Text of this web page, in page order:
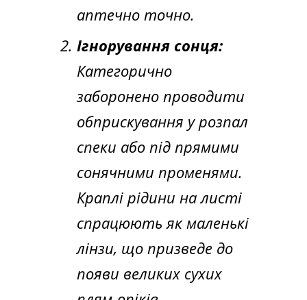
аптечно точно.
Ігнорування сонця:
Категорично
заборонено проводити
обприскування у розпал
спеки або під прямими
сонячними променями.
Краплі рідини на листі
спрацюють як маленькі
лінзи, що призведе до
появи великих сухих